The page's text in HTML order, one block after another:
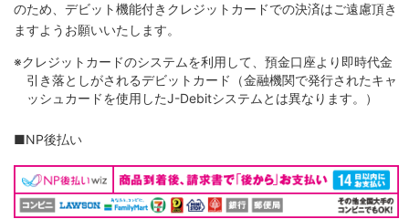
のため、デビット機能付きクレジットカードでの決済はご遠慮頂き
ますようお願いいたします。
※クレジットカードのシステムを利用して、預金口座より即時代金
引き落としがされるデビットカード（金融機関で発行されたキャ
ッシュカードを使用したJ-Debitシステムとは異なります。）
■NP後払い